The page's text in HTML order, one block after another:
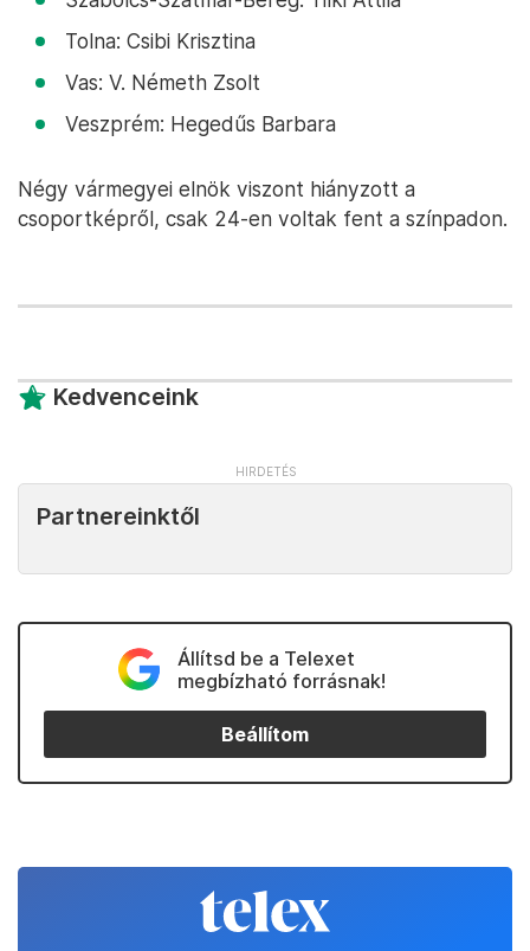
Tolna: Csibi Krisztina
Vas: V. Németh Zsolt
Veszprém: Hegedűs Barbara
Négy vármegyei elnök viszont hiányzott a
csoportképről, csak 24-en voltak fent a színpadon.
Kedvenceink
Partnereinktől
Állítsd be a Telexet
megbízható forrásnak!
Beállítom